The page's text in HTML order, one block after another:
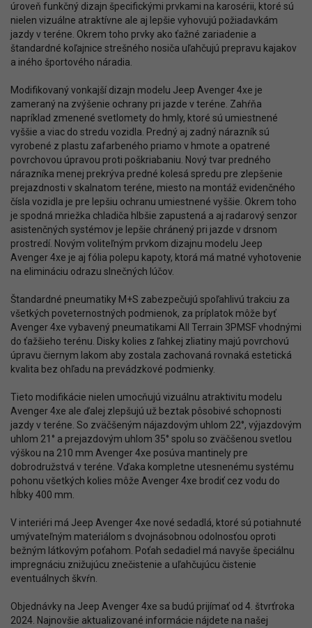
úroveň funkčný dizajn špecifickými prvkami na karosérii, ktoré sú
nielen vizuálne atraktívne ale aj lepšie vyhovujú požiadavkám
jazdy v teréne. Okrem toho prvky ako ťažné zariadenie a
štandardné koľajnice strešného nosiča uľahčujú prepravu kajakov
a iného športového náradia.
Modifikovaný vonkajší dizajn modelu Jeep Avenger 4xe je
zameraný na zvýšenie ochrany pri jazde v teréne. Zahŕňa
napríklad zmenené svetlomety do hmly, ktoré sú umiestnené
vyššie a viac do stredu vozidla. Predný aj zadný nárazník sú
vyrobené z plastu zafarbeného priamo v hmote a opatrené
povrchovou úpravou proti poškriabaniu. Nový tvar predného
nárazníka menej prekrýva predné kolesá spredu pre zlepšenie
prejazdnosti v skalnatom teréne, miesto na montáž evidenčného
čísla vozidla je pre lepšiu ochranu umiestnené vyššie. Okrem toho
je spodná mriežka chladiča hlbšie zapustená a aj radarový senzor
asistenčných systémov je lepšie chránený pri jazde v drsnom
prostredí. Novým voliteľným prvkom dizajnu modelu Jeep
Avenger 4xe je aj fólia polepu kapoty, ktorá má matné vyhotovenie
na elimináciu odrazu slnečných lúčov.
Štandardné pneumatiky M+S zabezpečujú spoľahlivú trakciu za
všetkých poveternostných podmienok, za príplatok môže byť
Avenger 4xe vybavený pneumatikami All Terrain 3PMSF vhodnými
do ťažšieho terénu. Disky kolies z ľahkej zliatiny majú povrchovú
úpravu čiernym lakom aby zostala zachovaná rovnaká estetická
kvalita bez ohľadu na prevádzkové podmienky.
Tieto modifikácie nielen umocňujú vizuálnu atraktivitu modelu
Avenger 4xe ale ďalej zlepšujú už beztak pôsobivé schopnosti
jazdy v teréne. So zväčšeným nájazdovým uhlom 22°, výjazdovým
uhlom 21° a prejazdovým uhlom 35° spolu so zväčšenou svetlou
výškou na 210 mm Avenger 4xe posúva mantinely pre
dobrodružstvá v teréne. Vďaka kompletne utesnenému systému
pohonu všetkých kolies môže Avenger 4xe brodiť cez vodu do
hĺbky 400 mm.
V interiéri má Jeep Avenger 4xe nové sedadlá, ktoré sú potiahnuté
umývateľným materiálom s dvojnásobnou odolnosťou oproti
bežným látkovým poťahom. Poťah sedadiel má navyše špeciálnu
impregnáciu znižujúcu znečistenie a uľahčujúcu čistenie
eventuálnych škvŕn.
Objednávky na Jeep Avenger 4xe sa budú prijímať od 4. štvrťroka
2024. Najnovšie aktualizované informácie nájdete na našej